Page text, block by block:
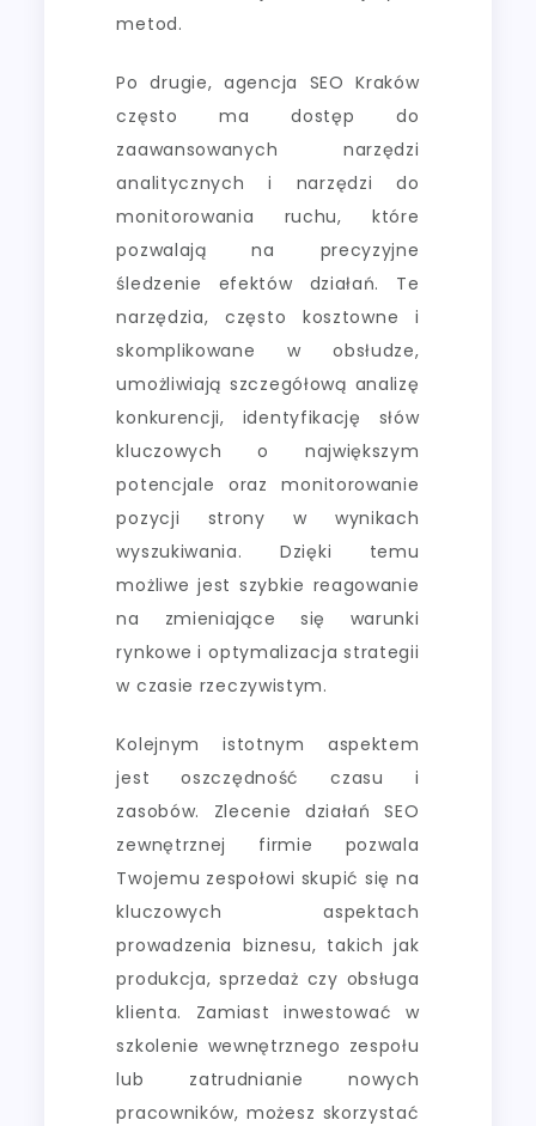
metod.
Po drugie, agencja SEO Kraków
często ma dostęp do
zaawansowanych narzędzi
analitycznych i narzędzi do
monitorowania ruchu, które
pozwalają na precyzyjne
śledzenie efektów działań. Te
narzędzia, często kosztowne i
skomplikowane w obsłudze,
umożliwiają szczegółową analizę
konkurencji, identyfikację słów
kluczowych o największym
potencjale oraz monitorowanie
pozycji strony w wynikach
wyszukiwania. Dzięki temu
możliwe jest szybkie reagowanie
na zmieniające się warunki
rynkowe i optymalizacja strategii
w czasie rzeczywistym.
Kolejnym istotnym aspektem
jest oszczędność czasu i
zasobów. Zlecenie działań SEO
zewnętrznej firmie pozwala
Twojemu zespołowi skupić się na
kluczowych aspektach
prowadzenia biznesu, takich jak
produkcja, sprzedaż czy obsługa
klienta. Zamiast inwestować w
szkolenie wewnętrznego zespołu
lub zatrudnianie nowych
pracowników, możesz skorzystać